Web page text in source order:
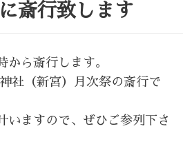
斎行致します
ら斎行します。
社（新宮）月次祭の斎行で
いますので、ぜひご参列下さ